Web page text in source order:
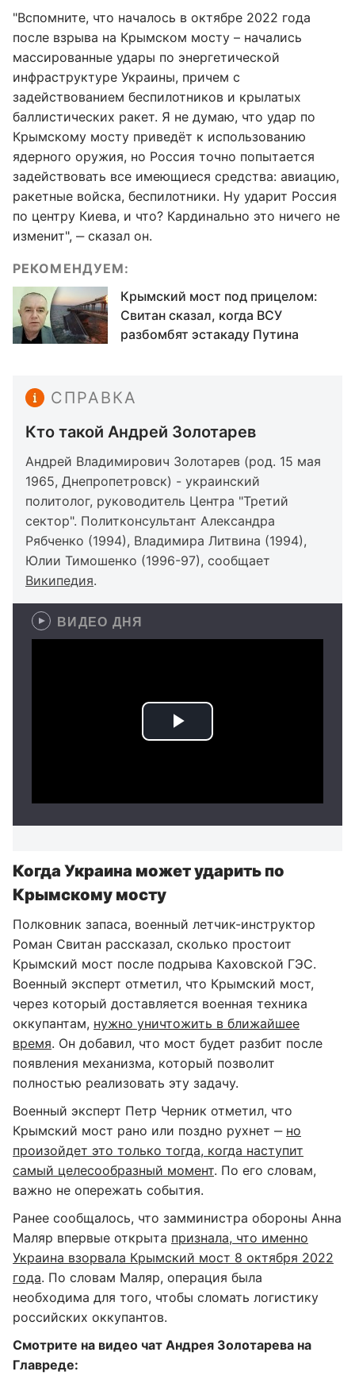
"Вспомните, что началось в октябре 2022 года
после взрыва на Крымском мосту – начались
массированные удары по энергетической
инфраструктуре Украины, причем с
задействованием беспилотников и крылатых
баллистических ракет. Я не думаю, что удар по
Крымскому мосту приведёт к использованию
ядерного оружия, но Россия точно попытается
задействовать все имеющиеся средства: авиацию,
ракетные войска, беспилотники. Ну ударит Россия
по центру Киева, и что? Кардинально это ничего не
изменит", ‒ сказал он.
РЕКОМЕНДУЕМ:
Крымский мост под прицелом:
Свитан сказал, когда ВСУ
разбомбят эстакаду Путина
СПРАВКА
Кто такой Андрей Золотарев
Андрей Владимирович Золотарев (род. 15 мая
1965, Днепропетровск) - украинский
политолог, руководитель Центра "Третий
сектор". Политконсультант Александра
Рябченко (1994), Владимира Литвина (1994),
Юлии Тимошенко (1996-97), сообщает
Википедия.
ВИДЕО ДНЯ
Когда Украина может ударить по
Крымскому мосту
Полковник запаса, военный летчик-инструктор
Роман Свитан рассказал, сколько простоит
Крымский мост после подрыва Каховской ГЭС.
Военный эксперт отметил, что Крымский мост,
через который доставляется военная техника
оккупантам, нужно уничтожить в ближайшее
время. Он добавил, что мост будет разбит после
появления механизма, который позволит
полностью реализовать эту задачу.
Военный эксперт Петр Черник отметил, что
Крымский мост рано или поздно рухнет ‒ но
произойдет это только тогда, когда наступит
самый целесообразный момент. По его словам,
важно не опережать события.
Ранее сообщалось, что замминистра обороны Анна
Маляр впервые открыта признала, что именно
Украина взорвала Крымский мост 8 октября 2022
года. По словам Маляр, операция была
необходима для того, чтобы сломать логистику
российских оккупантов.
Смотрите на видео чат Андрея Золотарева на
Главреде: